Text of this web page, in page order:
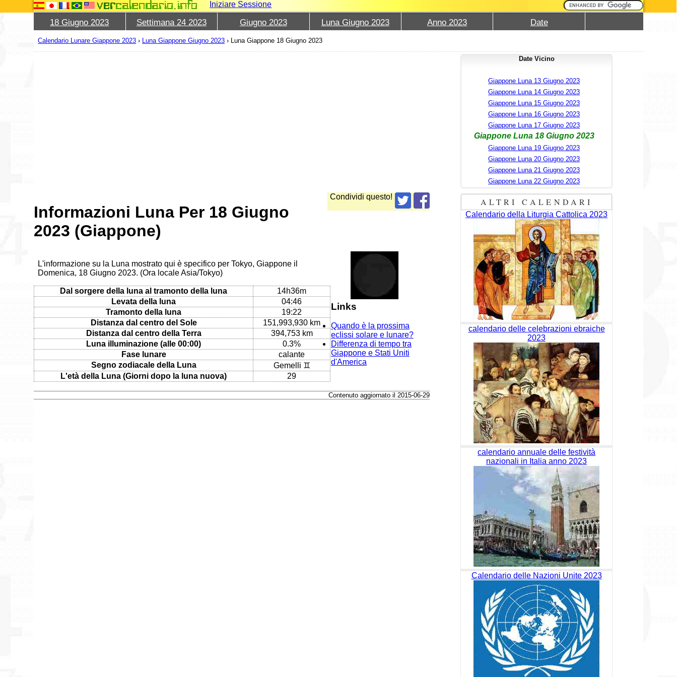
Iniziare Sessione
18 Giugno 2023 Settimana 24 2023 Giugno 2023 Luna Giugno 2023 Anno 2023 Date
Calendario Lunare Giappone 2023 › Luna Giappone Giugno 2023 › Luna Giappone 18 Giugno 2023
Condividi questo!
Informazioni Luna Per 18 Giugno
2023 (Giappone)
L'informazione su la Luna mostrato qui è specifico per Tokyo, Giappone il
Domenica, 18 Giugno 2023. (Ora locale Asia/Tokyo)
Dal sorgere della luna al tramonto della luna
14h36m
Levata della luna
04:46
Tramonto della luna
19:22
Distanza dal centro del Sole
151,993,930 km
Distanza dal centro della Terra
394,753 km
Luna illuminazione (alle 00:00)
0.3%
Fase lunare
calante
Segno zodiacale della Luna
Gemelli ♊
L'età della Luna (Giorni dopo la luna nuova)
29
Links
Quando è la prossima
eclissi solare e lunare?
Differenza di tempo tra
Giappone e Stati Uniti
d'America
Contenuto aggiornato il 2015-06-29
Date Vicino
Giappone Luna 13 Giugno 2023
Giappone Luna 14 Giugno 2023
Giappone Luna 15 Giugno 2023
Giappone Luna 16 Giugno 2023
Giappone Luna 17 Giugno 2023
Giappone Luna 18 Giugno 2023
Giappone Luna 19 Giugno 2023
Giappone Luna 20 Giugno 2023
Giappone Luna 21 Giugno 2023
Giappone Luna 22 Giugno 2023
ALTRI CALENDARI
Calendario della Liturgia Cattolica 2023
calendario delle celebrazioni ebraiche
2023
calendario annuale delle festività
nazionali in Italia anno 2023
Calendario delle Nazioni Unite 2023